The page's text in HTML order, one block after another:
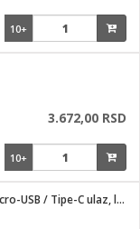
10+
3.672,00 RSD
10+
Power bank 30000mAh, Micro-USB / Tipe-C ulaz, lampa